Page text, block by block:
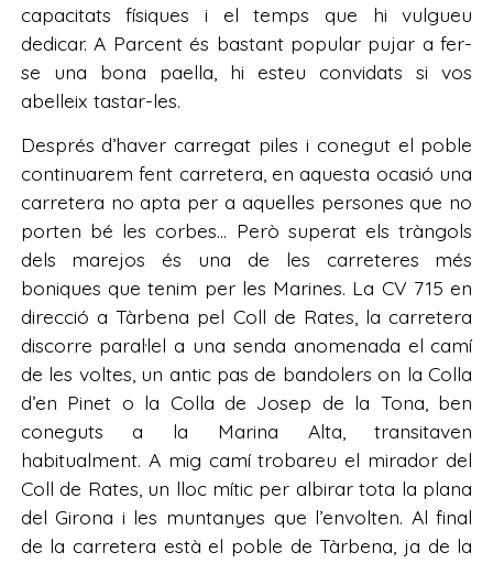
capacitats físiques i el temps que hi vulgueu
dedicar. A Parcent és bastant popular pujar a fer-
se una bona paella, hi esteu convidats si vos
abelleix tastar-les.
Després d’haver carregat piles i conegut el poble
continuarem fent carretera, en aquesta ocasió una
carretera no apta per a aquelles persones que no
porten bé les corbes… Però superat els tràngols
dels marejos és una de les carreteres més
boniques que tenim per les Marines. La CV 715 en
direcció a Tàrbena pel Coll de Rates, la carretera
discorre paral·lel a una senda anomenada el camí
de les voltes, un antic pas de bandolers on la Colla
d’en Pinet o la Colla de Josep de la Tona, ben
coneguts a la Marina Alta, transitaven
habitualment. A mig camí trobareu el mirador del
Coll de Rates, un lloc mític per albirar tota la plana
del Girona i les muntanyes que l’envolten. Al final
de la carretera està el poble de Tàrbena, ja de la